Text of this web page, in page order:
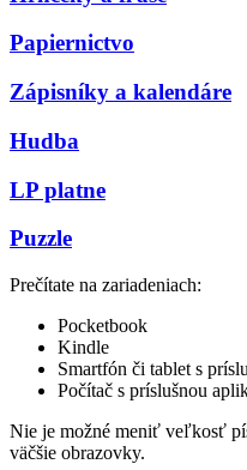
Papiernictvo
Zápisníky a kalendáre
Hudba
LP platne
Puzzle
Prečítate na zariadeniach:
Pocketbook
Kindle
Smartfón či tablet s
Počítač s príslušnou
Nie je možné meniť veľkosť
väčšie obrazovky.